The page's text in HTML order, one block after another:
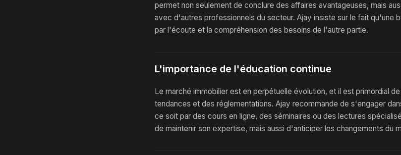
permet non seulement de conclure des affaires avantageuses, mais
avec d'autres professionnels du secteur. Ajay insiste sur le fait qu'une
par l'écoute et la compréhension des besoins de l'autre partie.
L'importance de l'éducation continue
Le marché immobilier est en perpétuelle évolution, et il est primordial
tendances et des réglementations. Ajay recommande de s'engager
ce soit par des cours en ligne, des séminaires ou des lectures
de maintenir son expertise, mais aussi d'anticiper les changements du